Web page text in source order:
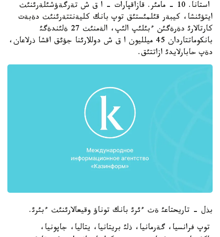
استانا. 10 - مامئر. قازاقپارات - ا ق ش تةرگةؤشئلةرئنئث
ايتؤئنشا، كيبةر قئلمئستئق توپ بانك كليةنتتةرئنئث دةبةت
كارتالارئ دةرةگئن ءبئلئپ الئپ، الةمنئث 27 ةلئندةگئ
بانكوماتتاردان 45 ميلليون ا ق ش دوللارئنا جؤئق اقشا ذرلاعان،
دةپ حابارلايدئ ازاتتئق.
بذل - تاريحتاعئ ةث ءئرئ بانك توناؤ وقيعالارئنئث ءبئرئ.
توپ فرانسيا، گةرمانيا، ذلئ بريتانيا، يتاليا، جاپونيا،